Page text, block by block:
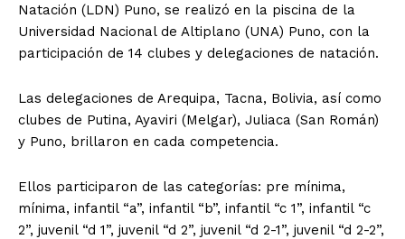
Natación (LDN) Puno, se realizó en la piscina de la
Universidad Nacional de Altiplano (UNA) Puno, con la
participación de 14 clubes y delegaciones de natación.
Las delegaciones de Arequipa, Tacna, Bolivia, así como
clubes de Putina, Ayaviri (Melgar), Juliaca (San Román)
y Puno, brillaron en cada competencia.
Ellos participaron de las categorías: pre mínima,
mínima, infantil “a”, infantil “b”, infantil “c 1”, infantil “c
2”, juvenil “d 1”, juvenil “d 2”, juvenil “d 2-1”, juvenil “d 2-2”,